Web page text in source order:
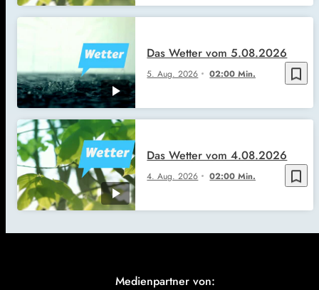
bookmark_border
5. Aug. 2026 02:00 Min.
Das Wetter vom 5.08.2026
bookmark_border
4. Aug. 2026 02:00 Min.
Das Wetter vom 4.08.2026
Medienpartner von: